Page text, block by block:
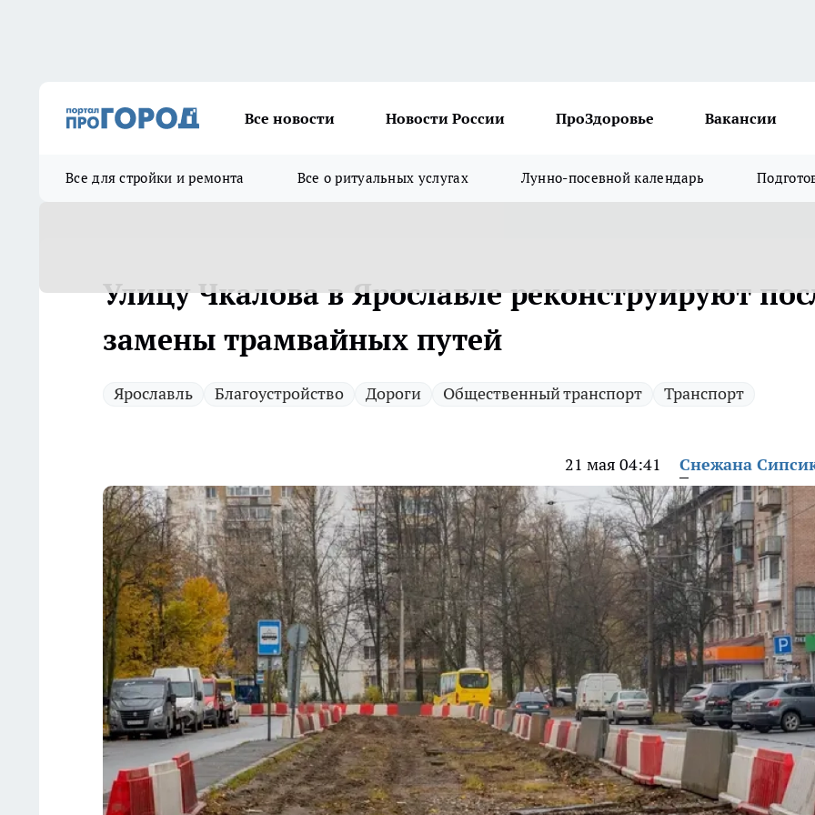
Все новости Новости России ПроЗдоровье Вакансии
Все для стройки и ремонта Все о ритуальных услугах Лунно-посевной календарь
Улицу Чкалова в Ярославле реконструируют
замены трамвайных путей
Ярославль Благоустройство Дороги Общественный транспорт Транспорт
21 мая 04:41 Снежана